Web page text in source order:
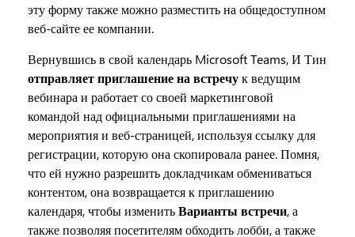
эту форму также можно разместить на общедоступном
веб-сайте ее компании.
Вернувшись в свой календарь Microsoft Teams, И Тин
отправляет приглашение на встречук ведущим
вебинара и работает со своей маркетинговой
командой над официальными приглашениями на
мероприятия и веб-страницей, используя ссылку для
регистрации, которую она скопировала ранее. Помня,
что ей нужно разрешить докладчикам обмениваться
контентом, она возвращается к приглашению
календаря, чтобы изменитьВарианты встречи, а
также позволяя посетителям обходить лобби, а также